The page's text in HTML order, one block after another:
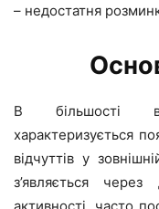
– недостатня
В більшості
характеризується
відчуттів у
з’являється